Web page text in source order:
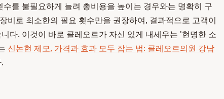
를 불필요하게 늘려 총비용을 높이는 경우와는 명확히 구
비로 최소한의 필요 횟수만을 권장하여, 결과적으로 고객이
다. 이것이 바로 클레오르가 자신 있게 내세우는 '현명한 소
신논현 제모, 가격과 효과 모두 잡는 법: 클레오르의원 강남